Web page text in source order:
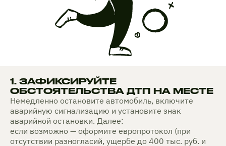
1. ЗАФИКСИРУЙТЕ
ОБСТОЯТЕЛЬСТВА ДТП НА МЕСТЕ
Немедленно остановите автомобиль, включите
аварийную сигнализацию и установите знак
аварийной остановки. Далее:
если возможно — оформите европротокол (при
отсутствии разногласий, ущербе до 400 тыс. руб. и